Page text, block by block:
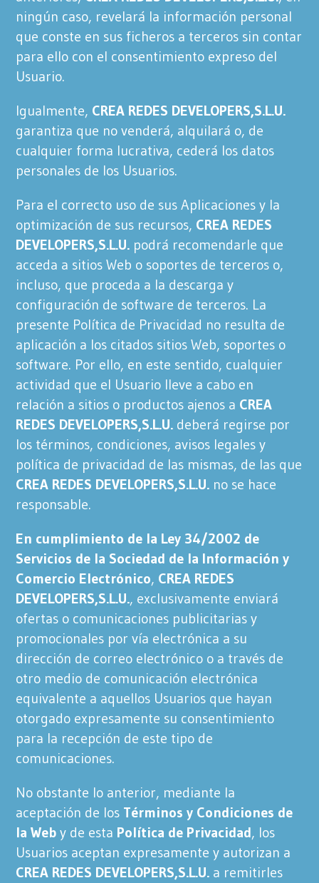
ningún caso, revelará la información personal
que conste en sus ficheros a terceros sin contar
para ello con el consentimiento expreso del
Usuario.
Igualmente, CREA REDES DEVELOPERS,S.L.U.
garantiza que no venderá, alquilará o, de
cualquier forma lucrativa, cederá los datos
personales de los Usuarios.
Para el correcto uso de sus Aplicaciones y la
optimización de sus recursos, CREA REDES
DEVELOPERS,S.L.U. podrá recomendarle que
acceda a sitios Web o soportes de terceros o,
incluso, que proceda a la descarga y
configuración de software de terceros. La
presente Política de Privacidad no resulta de
aplicación a los citados sitios Web, soportes o
software. Por ello, en este sentido, cualquier
actividad que el Usuario lleve a cabo en
relación a sitios o productos ajenos a CREA
REDES DEVELOPERS,S.L.U. deberá regirse por
los términos, condiciones, avisos legales y
política de privacidad de las mismas, de las que
CREA REDES DEVELOPERS,S.L.U. no se hace
responsable.
En cumplimiento de la Ley 34/2002 de
Servicios de la Sociedad de la Información y
Comercio Electrónico, CREA REDES
DEVELOPERS,S.L.U., exclusivamente enviará
ofertas o comunicaciones publicitarias y
promocionales por vía electrónica a su
dirección de correo electrónico o a través de
otro medio de comunicación electrónica
equivalente a aquellos Usuarios que hayan
otorgado expresamente su consentimiento
para la recepción de este tipo de
comunicaciones.
No obstante lo anterior, mediante la
aceptación de los Términos y Condiciones de
la Web y de esta Política de Privacidad, los
Usuarios aceptan expresamente y autorizan a
CREA REDES DEVELOPERS,S.L.U. a remitirles